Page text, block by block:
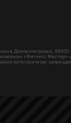
Днепропетровск, 49000
«Фитнесс Мастер»
категорически